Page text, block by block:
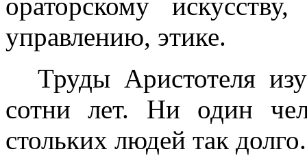
ораторскому
управлению, этике.
Труды Аристотеля
сотни лет. Ни один
стольких людей так долго.